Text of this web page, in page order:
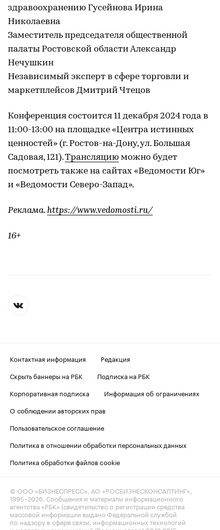
здравоохранению Гусейнова Ирина
Николаевна
Заместитель председателя общественной
палаты Ростовской области Александр
Нечушкин
Независимый эксперт в сфере торговли и
маркетплейсов Дмитрий Чтецов
Конференция состоится 11 декабря 2024 года в
11:00-13:00 на площадке «Центра истинных
ценностей» (г. Ростов-на-Дону, ул. Большая
Садовая, 121).Трансляцию можно будет
посмотреть также на сайтах «Ведомости Юг»
и «Ведомости Северо-Запад».
Реклама. https://www.vedomosti.ru/
16+
Контактная информация
Редакция
Скрыть баннеры на РБК
Подписка на РБК
Корпоративная подписка
Информация об ограничениях
О соблюдении авторских прав
Пользовательское соглашение
Политика в отношении обработки персональных данных
Политика обработки файлов cookie
© ООО «БИЗНЕСПРЕСС», АО «РОСБИЗНЕСКОНСАЛТИНГ»,
1995–2026. Сообщения и материалы информационного
агентства «РБК» (свидетельство о регистрации средства
массовой информации выдано Федеральной службой
по надзору в сфере связи, информационных технологий